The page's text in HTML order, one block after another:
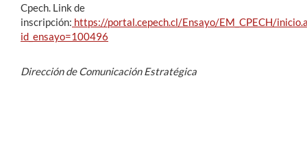
Cpech. Link de
inscripción: https://portal.cepech.cl/Ensayo/EM_CPECH/
id_ensayo=100496
Dirección de Comunicación Estratégica